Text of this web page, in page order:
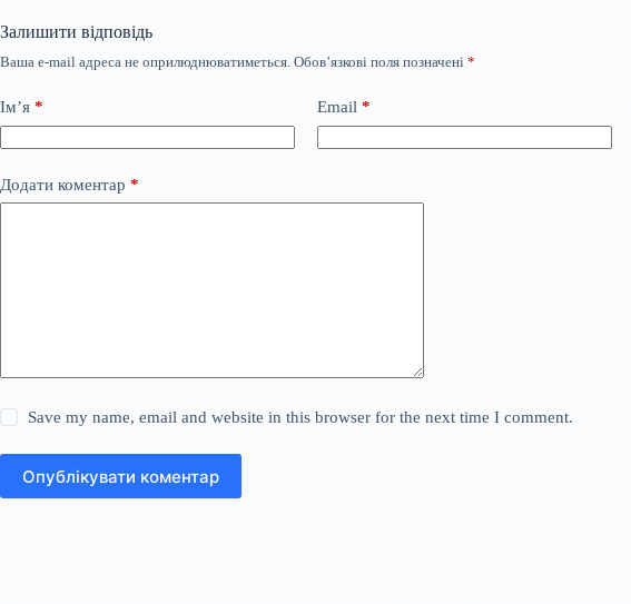
Залишити відповідь
Ваша e-mail адреса не оприлюднюватиметься. Обов’язкові поля позначені *
Ім’я * Email *
Додати коментар *
Save my name, email and website in this browser for the next time I comment.
Опублікувати коментар